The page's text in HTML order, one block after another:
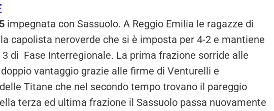
impegnata con Sassuolo. A Reggio Emilia le ragazze di
capolista neroverde che si è imposta per 4-2 e mantiene
di Fase Interregionale. La prima frazione sorride alle
vantaggio grazie alle firme di Venturelli e
Titane che nel secondo tempo trovano il pareggio
terza ed ultima frazione il Sassuolo passa nuovamente